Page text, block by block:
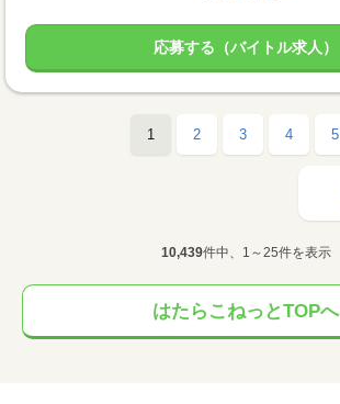
応募する（バイトル求人）
1 2 3 4 5
10,439件中、1～25件を表示
はたらこねっとTOPへ